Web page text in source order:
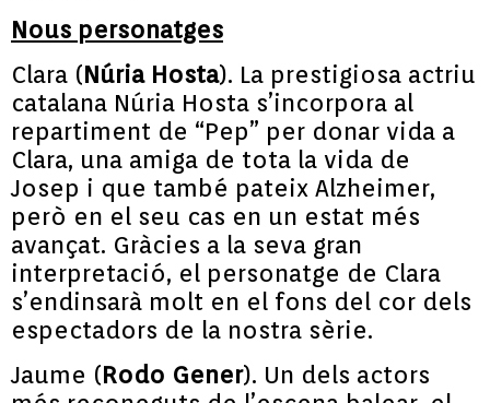
Nous personatges
Clara (Núria Hosta). La prestigiosa actriu
catalana Núria Hosta s’incorpora al
repartiment de “Pep” per donar vida a
Clara, una amiga de tota la vida de
Josep i que també pateix Alzheimer,
però en el seu cas en un estat més
avançat. Gràcies a la seva gran
interpretació, el personatge de Clara
s’endinsarà molt en el fons del cor dels
espectadors de la nostra sèrie.
Jaume (Rodo Gener). Un dels actors